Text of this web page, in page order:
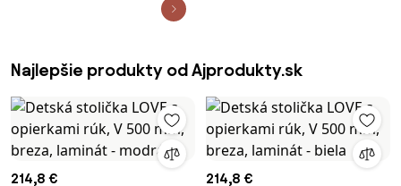
Najlepšie produkty od Ajprodukty.sk
214,8 € 214,8 €